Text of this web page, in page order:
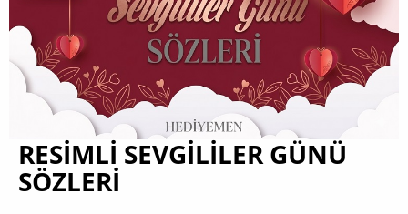
RESIMLI SEVGILILER GÜNÜ
SÖZLERI